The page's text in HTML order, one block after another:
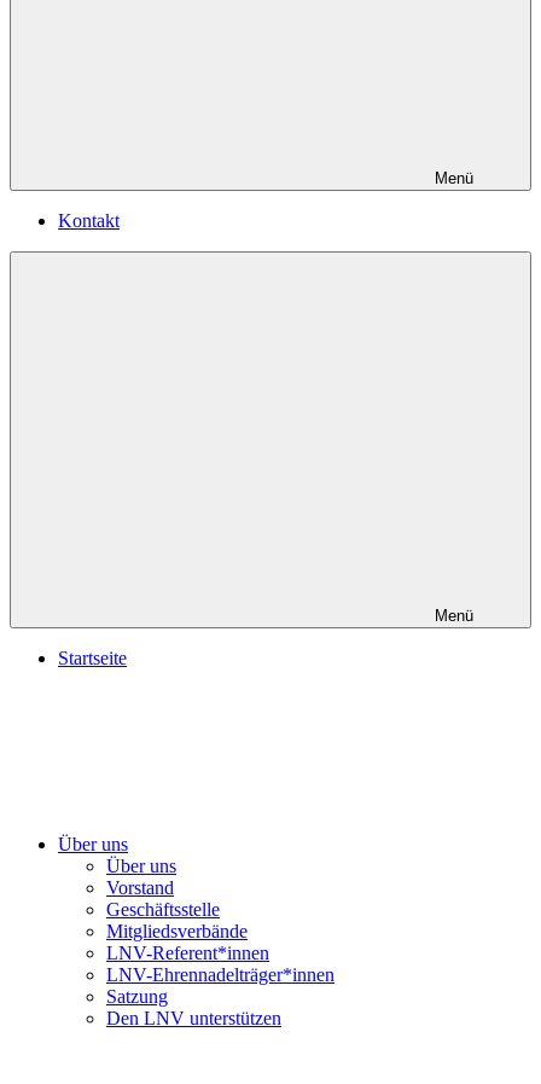
Menü
Kontakt
Menü
Startseite
Über uns
Über uns
Vorstand
Geschäftsstelle
Mitgliedsverbände
LNV-Referent*innen
LNV-Ehrennadelträger*innen
Satzung
Den LNV unterstützen